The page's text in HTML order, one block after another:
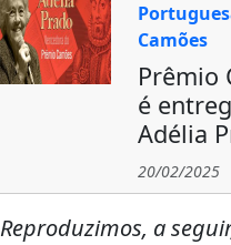
Camões
Prêmio
é
Adélia
20/02/2025
Reproduzimos, a